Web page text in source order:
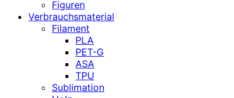
Figuren
Verbrauchsmaterial
Filament
PLA
PET-G
ASA
TPU
Sublimation